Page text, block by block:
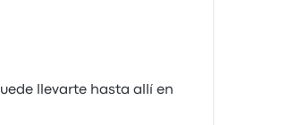
llevarte hasta allí en